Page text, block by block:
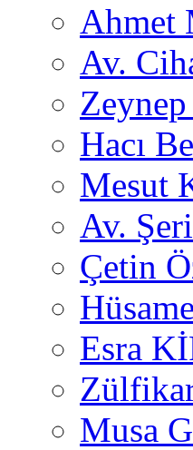
Ahmet
Av.
Hacı
Mesut
Av.
Çetin
Esra
Musa